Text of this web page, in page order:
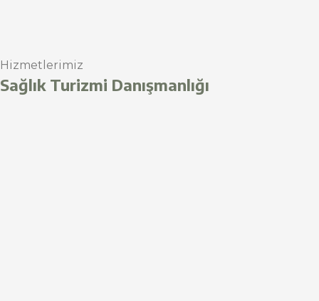
Hizmetlerimiz
Sağlık Turizmi Danışmanlığı